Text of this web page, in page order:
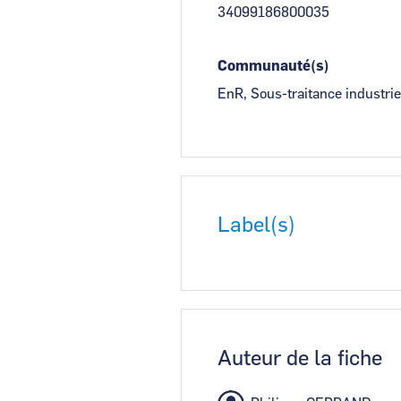
34099186800035
Communauté(s)
EnR, Sous-traitance
Label(s)
Auteur de la fiche